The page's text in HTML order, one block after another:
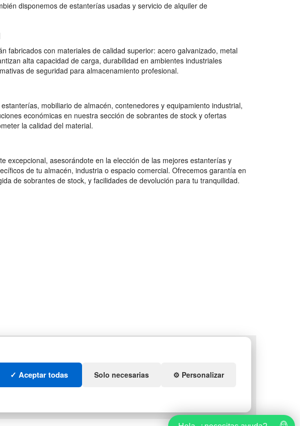
disponemos de estanterías usadas y servicio de alquiler de
fabricados con materiales de calidad superior: acero galvanizado, metal
alta capacidad de carga, durabilidad en ambientes industriales
de seguridad para almacenamiento profesional.
mobiliario de almacén, contenedores y equipamiento industrial,
económicas en nuestra sección de sobrantes de stock y ofertas
la calidad del material.
excepcional, asesorándote en la elección de las mejores estanterías y
de tu almacén, industria o espacio comercial. Ofrecemos garantía en
de sobrantes de stock, y facilidades de devolución para tu tranquilidad.
PLÁSTICO
RESIDUOS
CONTENEDORES DE
PLÁSTICO
LIQUIDACIÓN Y
MUEBLES CON PALETS
✓ Aceptar todas Solo necesarias ⚙️ Personalizar